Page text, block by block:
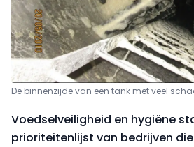
De binnenzijde van een tank met veel
Voedselveiligheid en hygiëne
prioriteitenlijst van bedrijven